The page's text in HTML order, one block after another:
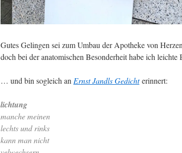
Gutes Gelingen sei zum Umbau der Apotheke von
doch bei der anatomischen Besonderheit habe ich
… und bin sogleich an Ernst Jandls Gedicht erinnert:
lichtung
manche meinen
lechts und rinks
kann man nicht